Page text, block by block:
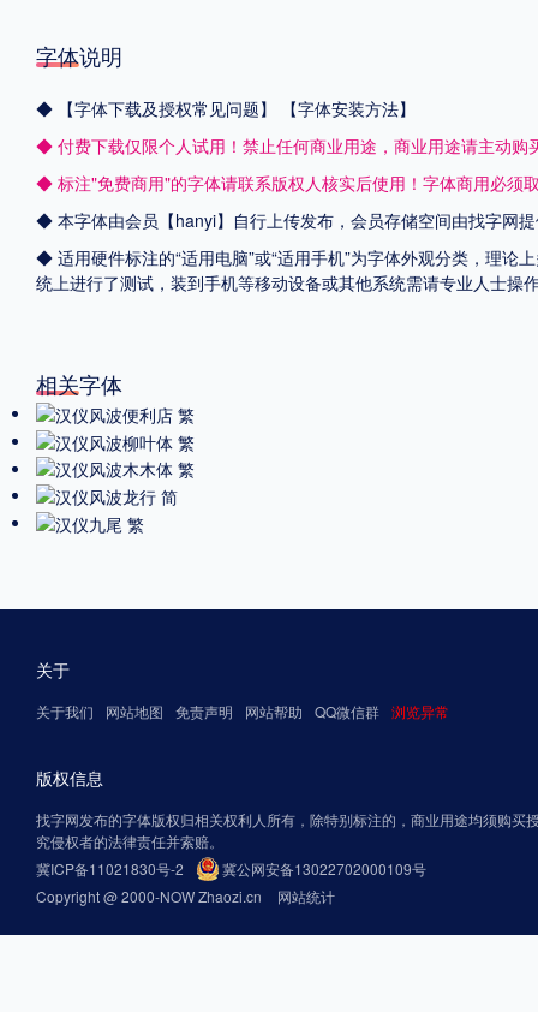
字体说明
◆ 【字体下载及授权常见问题】
【字体安装方法】
◆ 付费下载仅限个人试用！禁止任何商业用途，商业用途请主动购
◆ 标注"免费商用"的字体请联系版权人核实后使用！字体商用必须
◆ 本字体由会员【hanyi】自行上传发布，会员存储空间由找字网
◆ 适用硬件标注的“适用电脑”或“适用手机”为字体外观分类，理论
统上进行了测试，装到手机等移动设备或其他系统需请专业人士
相关字体
关于
关于我们 网站地图 免责声明 网站帮助 QQ微信群 浏览异常
版权信息
找字网发布的字体版权归相关权利人所有，除特别标注的，商业用途均须购买
究侵权者的法律责任并索赔。
冀ICP备11021830号-2
冀公网安备13022702000109号
Copyright @ 2000-NOW Zhaozi.cn
网站统计